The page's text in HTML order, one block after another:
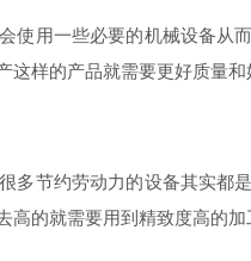
使用一些必要的机械设备从
这样的产品就需要更好质量
多节约劳动力的设备其实都
高的就需要用到精致度高的